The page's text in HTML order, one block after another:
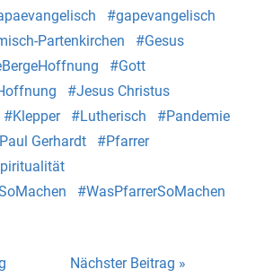
gapevangelisch
Partenkirchen
Gesus
Gott
Jesus Christus
Klepper Lutherisch
Pandemie
Paul Gerhardt
Pfarrer
WasPfarrerSoMachen
Nächster Beitrag